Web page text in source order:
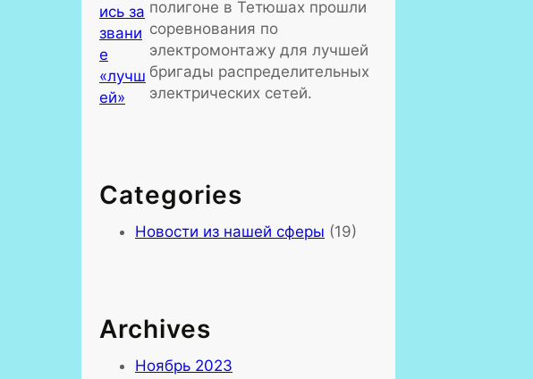
полигоне в Тетюшах прошли
соревнования по
электромонтажу для лучшей
бригады распределительных
электрических сетей.
Categories
Новости из нашей сферы (19)
Archives
Ноябрь 2023